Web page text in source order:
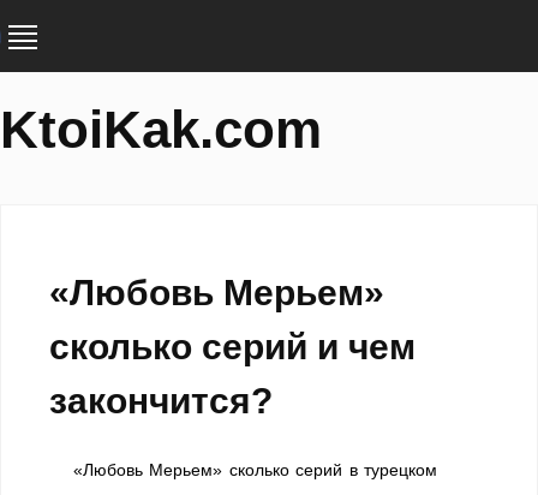
KtoiKak.com
«Любовь Мерьем»
сколько серий и чем
закончится?
«Любовь Мерьем» сколько серий в турецком